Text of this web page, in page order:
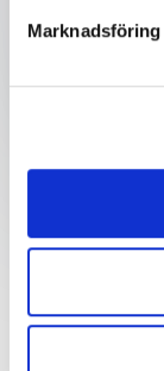
Marknadsföring
Därför